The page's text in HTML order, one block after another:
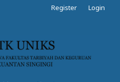
Register Login